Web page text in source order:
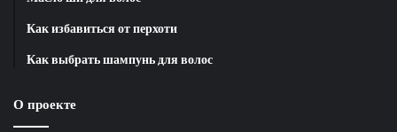
Как избавиться от перхоти
Как выбрать шампунь для волос
О проекте